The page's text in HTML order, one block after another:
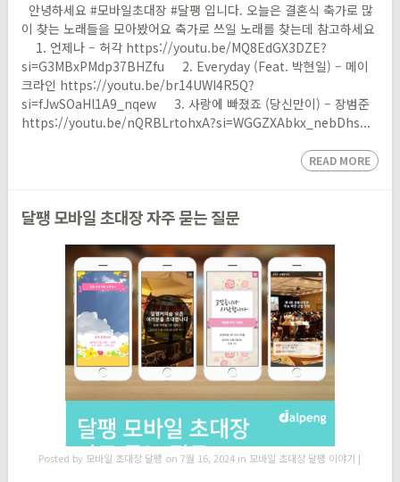
안녕하세요 #모바일초대장 #달팽 ​입니다. 오늘은 결혼식 축가로 많
이 찾는 노래들을 모아봤어요 축가로 쓰일 노래를 찾는데 참고하세요
1. 언제나 – 허각 https://youtu.be/MQ8EdGX3DZE?
si=G3MBxPMdp37BHZfu 2. Everyday (Feat. 박현일) – 메이
크라인 https://youtu.be/br14UWI4R5Q?
si=fJwSOaHl1A9_nqew 3. 사랑에 빠졌죠 (당신만이) – 장범준
https://youtu.be/nQRBLrtohxA?si=WGGZXAbkx_nebDhs...
READ MORE
달팽 모바일 초대장 자주 묻는 질문
Posted by 모바일 초대장 달팽 on 7월 16, 2024 in 모바일 초대장 달팽 이야기 |